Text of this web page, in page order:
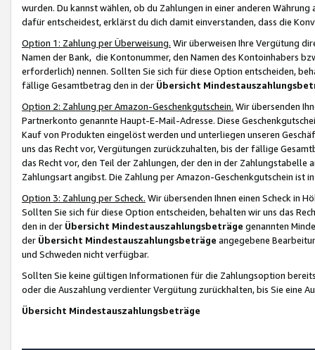
wurden. Du kannst wählen, ob du Zahlungen in einer anderen
dafür entscheidest, erklärst du dich damit einverstanden, dass die
Option 1: Zahlung per Überweisung. Wir überweisen Ihre Vergütung
Namen der Bank, die Kontonummer, den Namen des Kontoinhabers
erforderlich) nennen. Sollten Sie sich für diese Option entscheiden,
fällige Gesamtbetrag den in der Übersicht
Option 2: Zahlung per Amazon-Geschenkgutschein. Wir übersenden
Partnerkonto genannte Haupt-E-Mail-Adresse. Diese
Kauf von Produkten eingelöst werden und unterliegen unseren
uns das Recht vor, Vergütungen zurückzuhalten, bis der fällige
das Recht vor, den Teil der Zahlungen, der den in der
Zahlungsart angibst. Die Zahlung per Amazon-Geschenkgutschein ist
Option 3: Zahlung per Scheck. Wir übersenden Ihnen einen Scheck in
Sollten Sie sich für diese Option entscheiden, behalten wir uns das
den in der Übersicht Mindestauszahlungsbeträge genannten
der Übersicht Mindestauszahlungsbeträge angegebene
und Schweden nicht verfügbar.
Sollten Sie keine gültigen Informationen für die Zahlungsoption
oder die Auszahlung verdienter Vergütung zurückhalten, bis Sie
Übersicht Mindestauszahlungsbeträge